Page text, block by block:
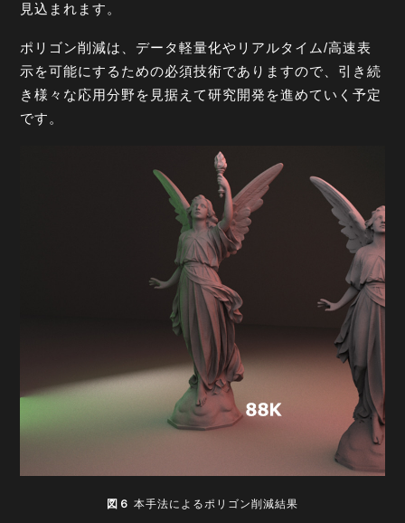
見込まれます。
ポリゴン削減は、データ軽量化やリアルタイム/高速表
示を可能にするための必須技術でありますので、引き続
き様々な応用分野を見据えて研究開発を進めていく予定
です。
図６ 本手法によるポリゴン削減結果